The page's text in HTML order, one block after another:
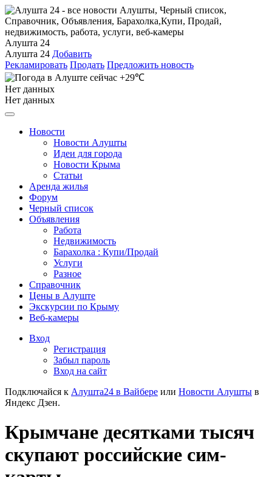
Алушта 24
Алушта 24 Добавить
Рекламировать Продать Предложить новость
+29℃
Нет данных
Нет данных
Новости
Новости Алушты
Идеи для города
Новости Крыма
Статьи
Аренда жилья
Форум
Черный список
Объявления
Работа
Недвижимость
Барахолка : Купи/Продай
Услуги
Разное
Справочник
Цены в Алуште
Экскурсии по Крыму
Веб-камеры
Вход
Регистрация
Забыл пароль
Вход на сайт
Подключайся к Алушта24 в Вайбере или Новости Алушты в
Яндекс Дзен.
Крымчане десятками тысяч
скупают российские сим-